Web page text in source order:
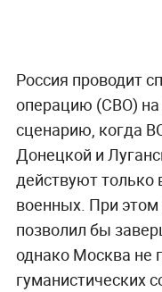
Россия проводит
операцию (СВО)
сценарию, когда
Донецкой и
действуют только
военных. При
позволил бы
однако Москва не
гуманистических